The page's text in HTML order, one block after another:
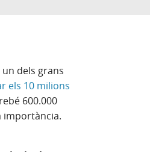
un dels grans
els 10 milions
600.000
importància.